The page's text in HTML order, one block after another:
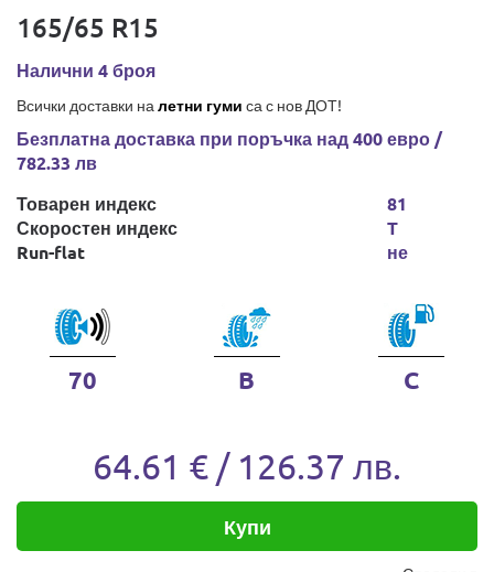
165/65 R15
Налични 4 броя
Всички доставки на летни гуми са с нов ДОТ!
Безплатна доставка при поръчка над 400 евро /
782.33 лв
Товарен индекс
Скоростен индекс
Run-flat
81
T
не
70 B C
64.61 € / 126.37 лв.
Купи